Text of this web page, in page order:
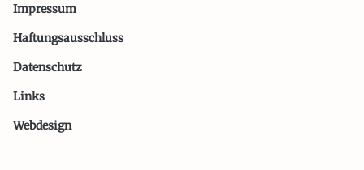
Impressum
Haftungsausschluss
Datenschutz
Links
Webdesign